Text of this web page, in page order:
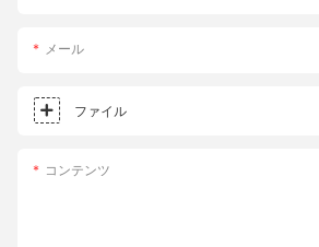
メール
ファイル
コンテンツ